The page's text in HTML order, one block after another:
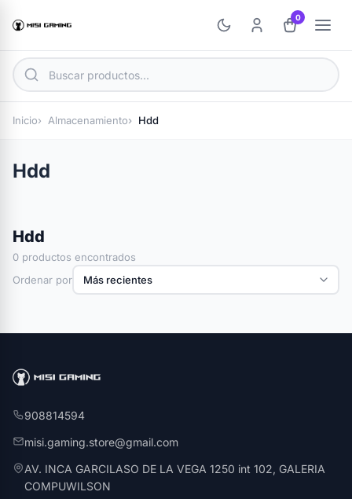
0
Inicio Almacenamiento Hdd
Hdd
Hdd
0 productos encontrados
Ordenar por
908814594
misi.gaming.store@gmail.com
AV. INCA GARCILASO DE LA VEGA 1250 int 102, GALERIA
COMPUWILSON